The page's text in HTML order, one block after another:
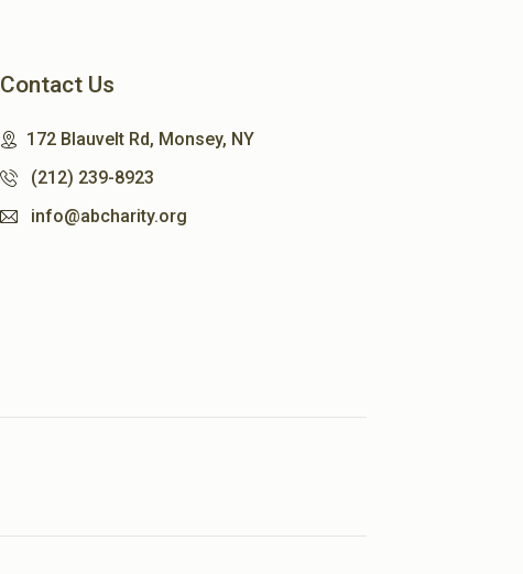
Contact Us
172 Blauvelt Rd, Monsey, NY
(212) 239-8923
info@abcharity.org